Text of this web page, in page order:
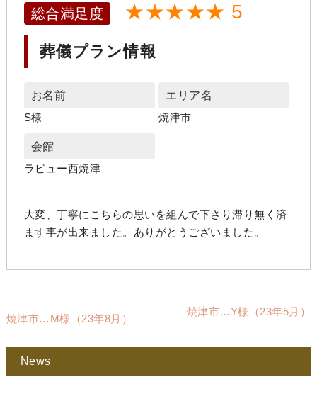
総合満足度 ★★★★★ 5
葬儀プラン情報
お名前
S様
エリア名
焼津市
会館
ラビュー西焼津
大変、丁寧にこちらの思いを組んで下さり滞り無く済
ます事が出来ました。ありがとうございました。
焼津市…M様（23年8月）
焼津市…Y様（23年5月）
News